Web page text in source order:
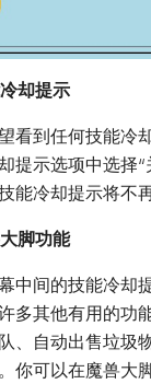
却提示
看到任何技能冷
提示选项中选择“
能冷却提示将不再
脚功能
中间的技能冷却
多其他有用的功
、自动出售垃圾
你可以在魔兽大